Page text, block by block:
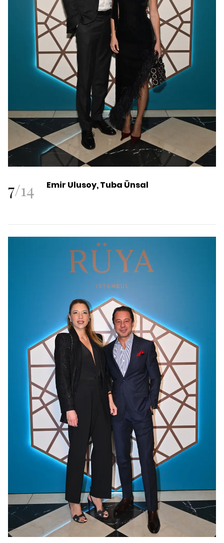
7/14 Emir Ulusoy, Tuba Ünsal